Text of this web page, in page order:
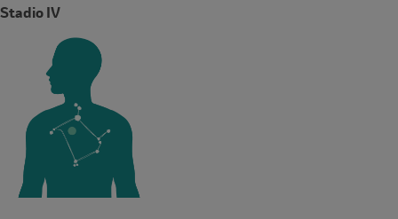
Stadio IV